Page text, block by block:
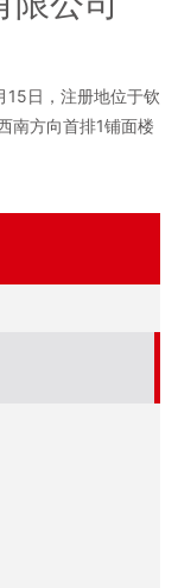
日，注册地位于钦
南方向首排1铺面楼